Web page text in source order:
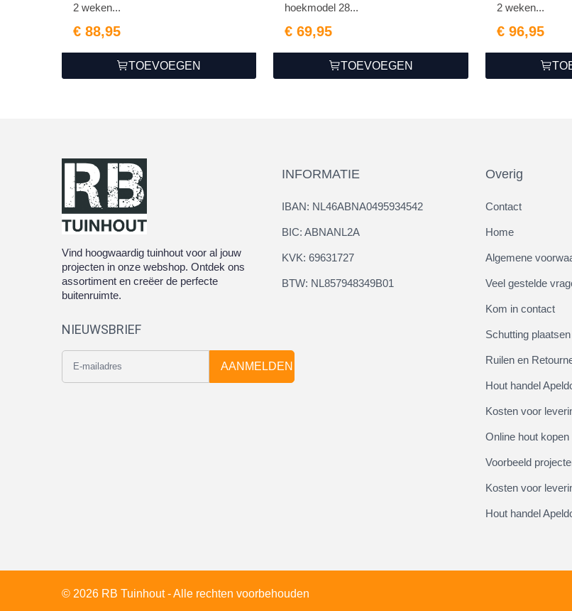
2 weken...
€ 88,95
TOEVOEGEN
hoekmodel 28...
€ 69,95
TOEVOEGEN
2 weken...
€ 96,95
Vind hoogwaardig tuinhout voor al jouw
projecten in onze webshop. Ontdek ons
assortiment en creëer de perfecte
buitenruimte.
NIEUWSBRIEF
AANMELDEN
INFORMATIE
IBAN: NL46ABNA0495934542
BIC: ABNANL2A
KVK: 69631727
BTW: NL857948349B01
Overig
Contact
Home
Algemene
Veel gestelde
Kom in contact
Schutting plaatsen
Ruilen en
Hout handel
Kosten voor
Online hout kopen
Voorbeeld
Kosten voor
Hout handel
© 2026 RB Tuinhout - Alle rechten voorbehouden